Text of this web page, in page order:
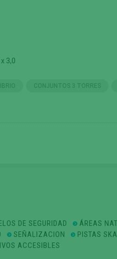
3,0
CONJUNTOS 3 TORRES
DE SEGURIDAD
ÁREAS
SEÑALIZACION
PISTAS
ACCESIBLES